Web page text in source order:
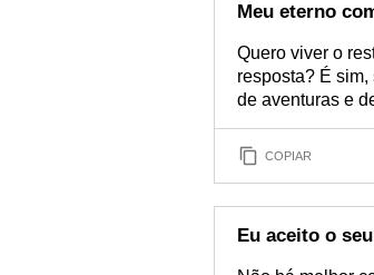
Meu eterno
Quero viver o
resposta? É
de aventuras e
COPIAR
Eu aceito o